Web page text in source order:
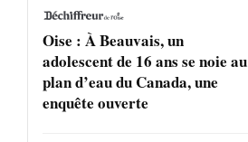
Oise : À Beauvais, un
adolescent de 16 ans se noie au
plan d’eau du Canada, une
enquête ouverte